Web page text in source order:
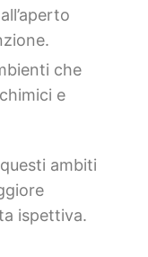
che
e
ambiti
ispettiva.